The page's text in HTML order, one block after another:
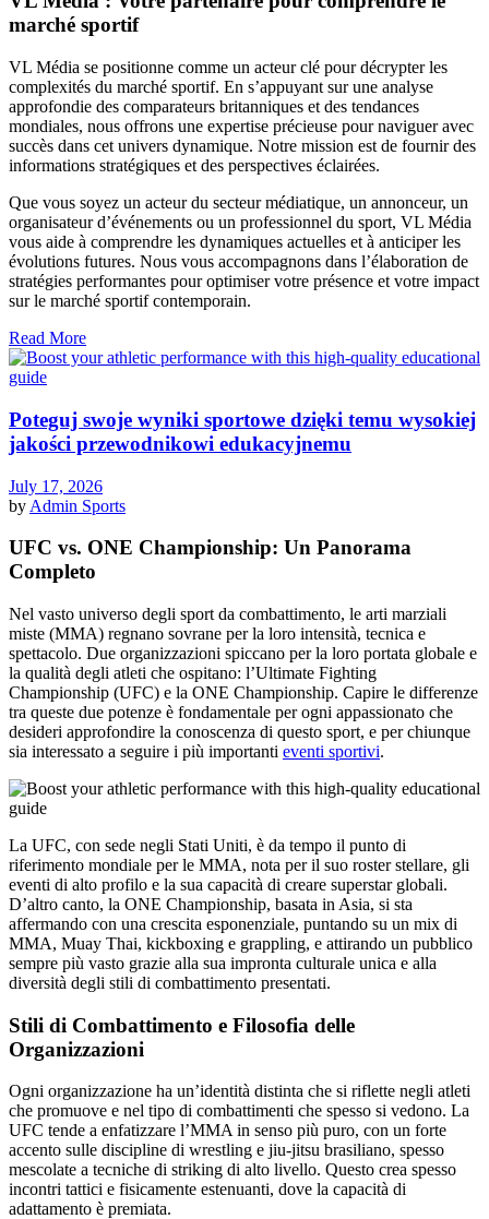
marché sportif
VL Média se positionne comme un acteur clé pour décrypter les
complexités du marché sportif. En s’appuyant sur une analyse
approfondie des comparateurs britanniques et des tendances
mondiales, nous offrons une expertise précieuse pour naviguer avec
succès dans cet univers dynamique. Notre mission est de fournir des
informations stratégiques et des perspectives éclairées.
Que vous soyez un acteur du secteur médiatique, un annonceur, un
organisateur d’événements ou un professionnel du sport, VL Média
vous aide à comprendre les dynamiques actuelles et à anticiper les
évolutions futures. Nous vous accompagnons dans l’élaboration de
stratégies performantes pour optimiser votre présence et votre impact
sur le marché sportif contemporain.
Read More
Poteguj swoje wyniki sportowe dzięki temu wysokiej
jakości przewodnikowi edukacyjnemu
July 17, 2026
by Admin Sports
UFC vs. ONE Championship: Un Panorama
Completo
Nel vasto universo degli sport da combattimento, le arti marziali
miste (MMA) regnano sovrane per la loro intensità, tecnica e
spettacolo. Due organizzazioni spiccano per la loro portata globale e
la qualità degli atleti che ospitano: l’Ultimate Fighting
Championship (UFC) e la ONE Championship. Capire le differenze
tra queste due potenze è fondamentale per ogni appassionato che
desideri approfondire la conoscenza di questo sport, e per chiunque
sia interessato a seguire i più importanti eventi sportivi.
La UFC, con sede negli Stati Uniti, è da tempo il punto di
riferimento mondiale per le MMA, nota per il suo roster stellare, gli
eventi di alto profilo e la sua capacità di creare superstar globali.
D’altro canto, la ONE Championship, basata in Asia, si sta
affermando con una crescita esponenziale, puntando su un mix di
MMA, Muay Thai, kickboxing e grappling, e attirando un pubblico
sempre più vasto grazie alla sua impronta culturale unica e alla
diversità degli stili di combattimento presentati.
Stili di Combattimento e Filosofia delle
Organizzazioni
Ogni organizzazione ha un’identità distinta che si riflette negli atleti
che promuove e nel tipo di combattimenti che spesso si vedono. La
UFC tende a enfatizzare l’MMA in senso più puro, con un forte
accento sulle discipline di wrestling e jiu-jitsu brasiliano, spesso
mescolate a tecniche di striking di alto livello. Questo crea spesso
incontri tattici e fisicamente estenuanti, dove la capacità di
adattamento è premiata.